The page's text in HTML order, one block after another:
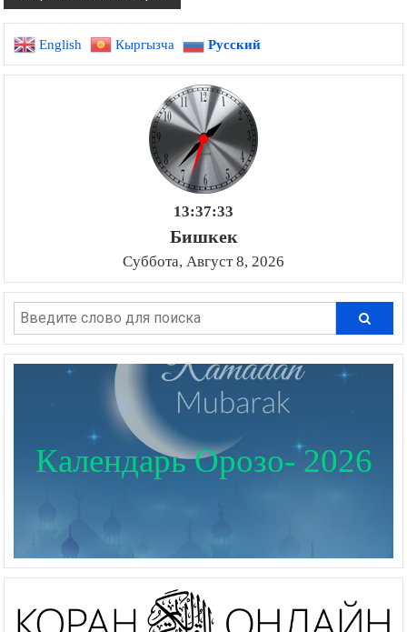
English Кыргызча Русский
13:37:34
Бишкек
Суббота, Август 8, 2026
Календарь Орозо- 2026